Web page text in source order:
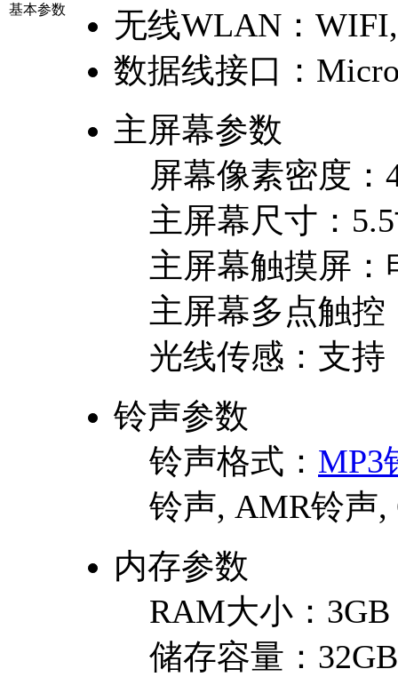
基本参数
无线WLAN：
数据线接口：
主屏幕参数
屏幕像素密度：
主屏幕尺寸：
主屏幕触摸屏：
主屏幕多点触控
光线传感： 支持
铃声参数
铃声格式： MP3
铃声, AMR铃声,
内存参数
RAM大小： 3GB
储存容量： 32GB